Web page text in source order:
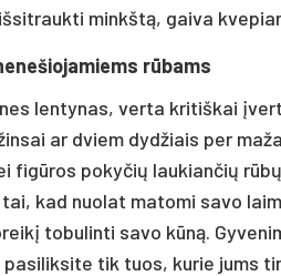
minkštą, gaiva
rūbams
lentynas, verta kritiškai
ar dviem dydžiais per
figūros pokyčių laukiančių
kad nuolat matomi savo
tobulinti savo kūną.
tik tuos, kurie jums